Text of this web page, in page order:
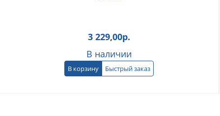
3 229,00р.
В наличии
В корзину Быстрый заказ